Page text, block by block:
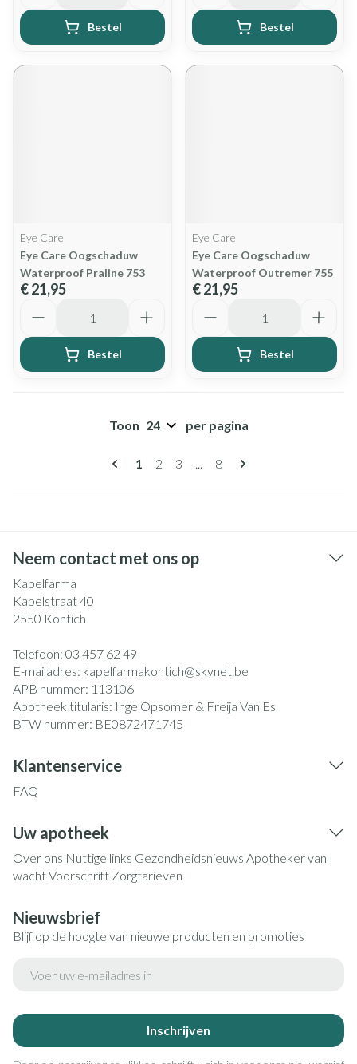
Bestel Bestel
Eye Care
Eye Care Oogschaduw
Waterproof Praline 753
€ 21,95
Bestel
Eye Care
Eye Care Oogschaduw
Waterproof Outremer 755
€ 21,95
Bestel
Pagina's
U lees momenteel pagina
1 Pagina
2 Pagina
3 ... Pagina
8
Toon per pagina
Neem contact met ons op
Kapelfarma
Kapelstraat 40
2550 Kontich
Telefoon: 03 457 62 49
E-mailadres: kapelfarmakontich@skynet.be
APB nummer: 113106
Apotheek titularis: Inge Opsomer & Freija Van Es
BTW nummer: BE0872471745
Klantenservice
FAQ
Uw apotheek
Over ons Nuttige links Gezondheidsnieuws Apotheker van
wachtVoorschrift Zorgtarieven
Nieuwsbrief
Blijf op de hoogte van nieuwe producten en promoties
Inschrijven